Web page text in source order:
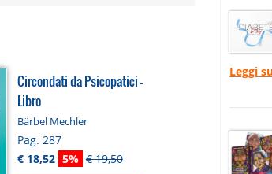
Circondati da Psicopatici -
Libro
Bärbel Mechler
Pag. 287
€ 18,52 5% € 19,50
Leggi